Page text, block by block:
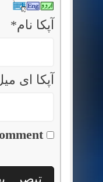
آپکا نام*
آپکا ای